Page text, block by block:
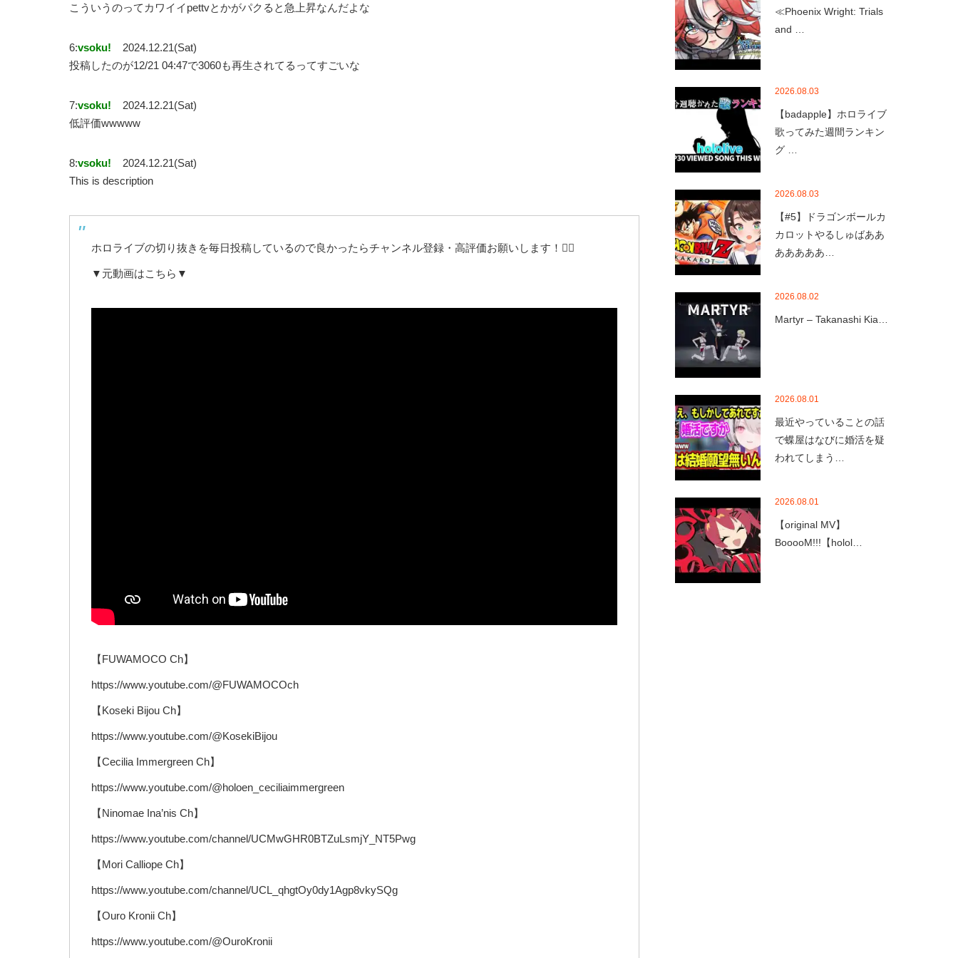
こういうのってカワイイpettvとかがパクると急上昇なんだよな
6:vsoku!
2024.12.21(Sat)
投稿したのが12/21 04:47で3060も再生されてるってすごいな
7:vsoku!
2024.12.21(Sat)
低評価wwwww
8:vsoku!
2024.12.21(Sat)
This is description
ホロライブの切り抜きを毎日投稿しているので良かったらチャンネル登録・高評価お願いします！🙇‍♂️
▼元動画はこちら▼
【FUWAMOCO Ch】
https://www.youtube.com/@FUWAMOCOch
【Koseki Bijou Ch】
https://www.youtube.com/@KosekiBijou
【Cecilia Immergreen Ch】
https://www.youtube.com/@holoen_ceciliaimmergreen
【Ninomae Ina’nis Ch】
https://www.youtube.com/channel/UCMwGHR0BTZuLsmjY_NT5Pwg
【Mori Calliope Ch】
https://www.youtube.com/channel/UCL_qhgtOy0dy1Agp8vkySQg
【Ouro Kronii Ch】
https://www.youtube.com/@OuroKronii
≪Phoenix Wright: Trials
and …
2026.08.03
【badapple】ホロライブ
歌ってみた週間ランキン
グ …
2026.08.03
【#5】ドラゴンボールカ
カロットやるしゅばああ
あああああ…
2026.08.02
Martyr – Takanashi Kia…
2026.08.01
最近やっていることの話
で蝶屋はなびに婚活を疑
われてしまう…
2026.08.01
【original MV】
BooooM!!!【holol…